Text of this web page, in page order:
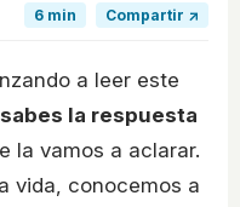
6 min
Compartir ↗
a leer este
la respuesta
la vamos a aclarar.
vida, conocemos a